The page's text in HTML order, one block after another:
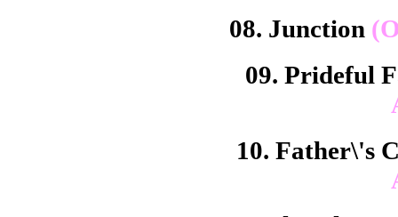
08. Junction
09. Prideful
10. Father\'s